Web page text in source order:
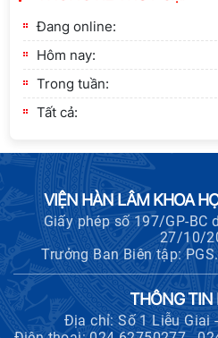
Khai quật công trường khai thác
xây dựng Thành Nhà Hồ ở núi
Tôn
Đang online:
Hôm nay:
Trong tuần:
Tất cả:
VIỆN HÀN LÂM KHOA
Giấy phép số 197/GP-BC
27/10/
Trưởng Ban Biên tập:
THÔNG TIN
Địa chỉ: Số 1 Liễu Giai